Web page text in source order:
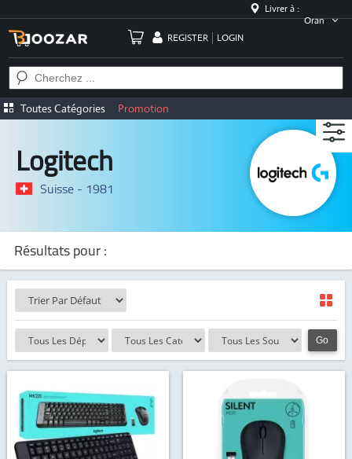
Livrer à :
Oran
REGISTER
LOGIN
Toutes Catégories Promotion
Logitech
Suisse - 1981
Résultats pour :
Go